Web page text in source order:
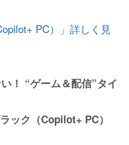
PC）」詳しく見
！ “ゲーム＆配信”タイ
ック（Copilot+ PC）